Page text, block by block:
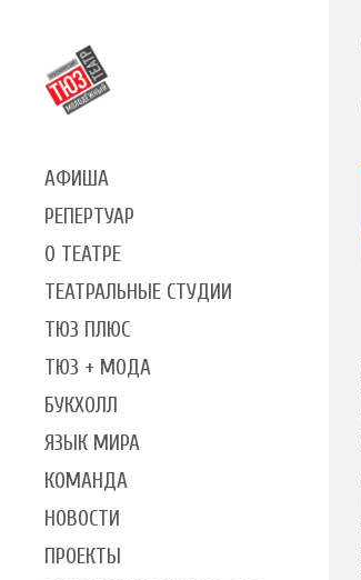
АФИША
РЕПЕРТУАР
О ТЕАТРЕ
ТЕАТРАЛЬНЫЕ СТУДИИ
ТЮЗ ПЛЮС
ТЮЗ + МОДА
БУКХОЛЛ
ЯЗЫК МИРА
КОМАНДА
НОВОСТИ
ПРОЕКТЫ